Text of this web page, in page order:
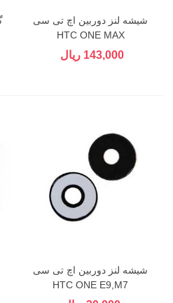
شیشه لنز دوربین اچ تی سی
HTC ONE MAX
143,000 ریال
شیشه لنز دوربین اچ تی سی
HTC ONE E9,M7